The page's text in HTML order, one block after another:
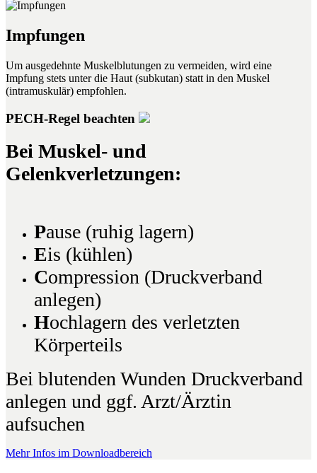
Impfungen
Um ausgedehnte Muskelblutungen zu vermeiden, wird eine
Impfung stets unter die Haut (subkutan) statt in den Muskel
(intramuskulär) empfohlen.
PECH-Regel beachten
Bei Muskel- und
Gelenkverletzungen:
Pause (ruhig lagern)
Eis (kühlen)
Compression (Druckverband
anlegen)
Hochlagern des verletzten
Körperteils
Bei blutenden Wunden Druckverband
anlegen und ggf. Arzt/Ärztin
aufsuchen
Mehr Infos im Downloadbereich